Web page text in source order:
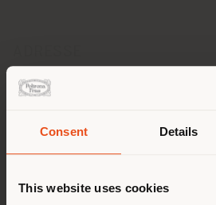
Consent Details
This website uses cookies
Via Gaetano Nicolosi, 10
Zafferrana Etnea 95019
KONTAKTE
Telefon +390957081832